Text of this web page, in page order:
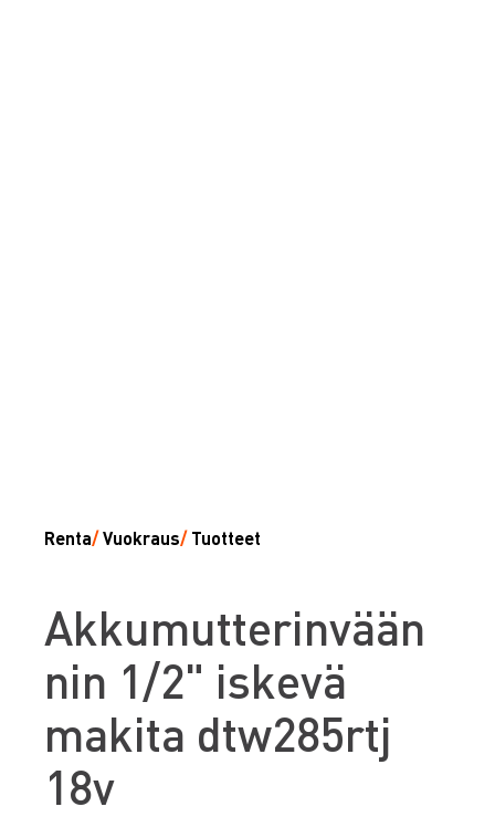
Renta/Vuokraus/ Tuotteet
Akkumutterinvään
nin 1/2" iskevä
makita dtw285rtj
18v